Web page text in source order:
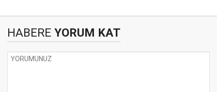
HABERE YORUM KAT